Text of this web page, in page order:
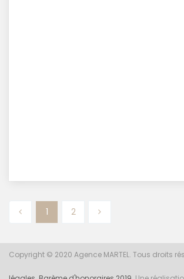
1 2
Copyright © 2020 Agence MARTEL. Tous droits